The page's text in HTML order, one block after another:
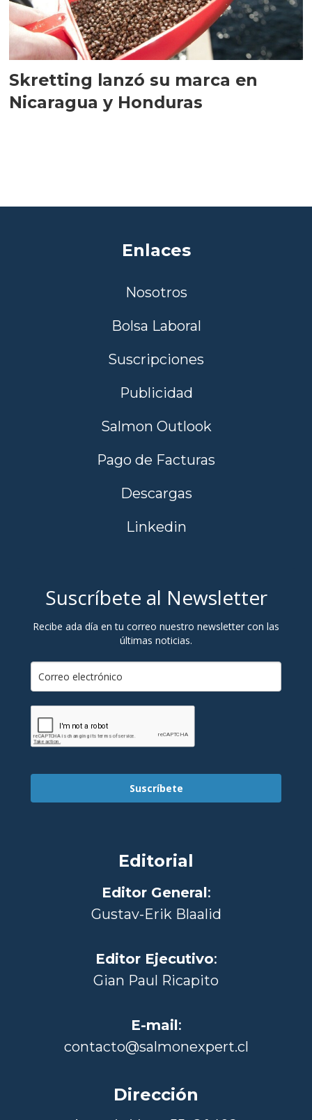
Skretting lanzó su marca en
Nicaragua y Honduras
Enlaces
Nosotros
Bolsa Laboral
Suscripciones
Publicidad
Salmon Outlook
Pago de Facturas
Descargas
Linkedin
Suscríbete al Newsletter
Recibe ada día en tu correo nuestro newsletter con las
últimas noticias.
Suscríbete
Editorial
Editor General:
Gustav-Erik Blaalid
Editor Ejecutivo:
Gian Paul Ricapito
E-mail:
contacto@salmonexpert.cl
Dirección